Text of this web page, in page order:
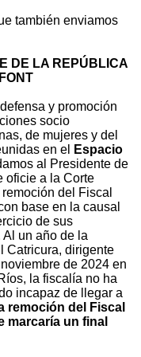
también enviamos
DE LA REPÚBLICA
y promoción
socio
de mujeres y del
en el
Espacio
al Presidente de
oficie a la Corte
del Fiscal
base en la causal
de sus
un año de la
Catricura, dirigente
de 2024 en
la fiscalía no ha
incapaz de llegar a
remoción del Fiscal
marcaría un final